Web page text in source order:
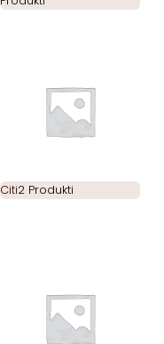
Citi2 Produkti